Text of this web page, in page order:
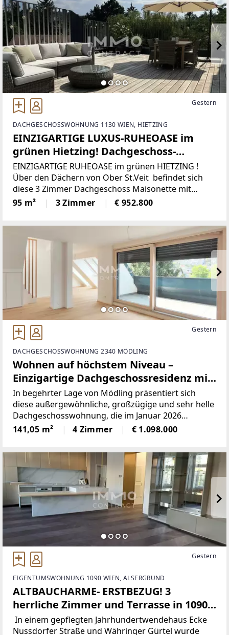
Gestern
DACHGESCHOSSWOHNUNG 1130 WIEN, HIETZING
EINZIGARTIGE LUXUS-RUHEOASE im
grünen Hietzing! Dachgeschoss-
Maisonette- Terrasse als ERSTBEZUG !
EINZIGARTIGE RUHEOASE im grünen HIETZING !
Über den Dächern von Ober St.Veit befindet sich
diese 3 Zimmer Dachgeschoss Maisonette mit
herrlicher Aussicht und ruhiger Terrasse. Höchste
Lebens- und Wohnqualität empfinden Sie bereits im
95 m² 3 Zimmer € 952.800
Gestern
DACHGESCHOSSWOHNUNG 2340 MÖDLING
Wohnen auf höchstem Niveau –
Einzigartige Dachgeschossresidenz mit
Dachterrasse und Panoramablick
In begehrter Lage von Mödling präsentiert sich
diese außergewöhnliche, großzügige und sehr helle
Dachgeschosswohnung, die im Januar 2026
fertiggestellt wurde. Die Wohnung bietet mit 141 m²
Wohnfläche, Balkon und Terrassen, durchdachter
141,05 m² 4 Zimmer € 1.098.000
Gestern
EIGENTUMSWOHNUNG 1090 WIEN, ALSERGRUND
ALTBAUCHARME- ERSTBEZUG! 3
herrliche Zimmer und Terrasse in 1090
Wien !
In einem gepflegten Jahrhundertwendehaus Ecke
Nussdorfer Straße und Währinger Gürtel wurde